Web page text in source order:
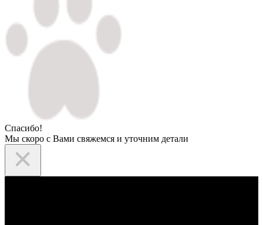
Спасибо!
Мы скоро с Вами свяжемся и уточним детали